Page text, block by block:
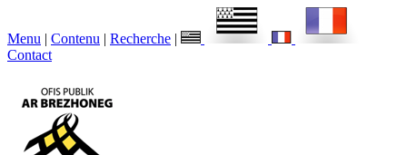
Menu | Contenu | Recherche |
Contact